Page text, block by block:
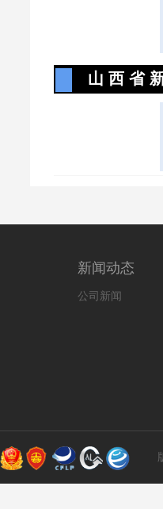
山 西 省
新闻动态
公司新闻